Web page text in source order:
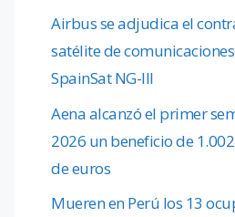
Airbus se adjudica el
satélite de
SpainSat NG-III
Aena alcanzó el primer
2026 un beneficio de
de euros
Mueren en Perú los 13